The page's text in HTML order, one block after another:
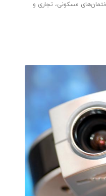
مسکونی، تجاری و